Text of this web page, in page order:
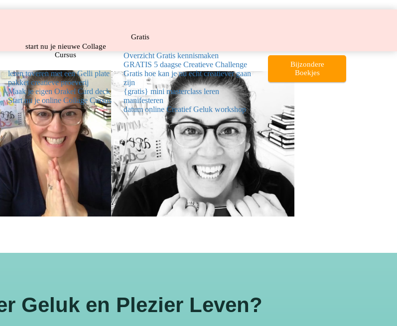
start nu je nieuwe Collage
Cursus
leren toveren met een Gelli plate
pakket creatieve proeverij
Maak je eigen Orakel Card deck
Start nu je online Collage Cursus
Gratis
Overzicht Gratis kennismaken
GRATIS 5 daagse Creatieve Challenge
Gratis hoe kan je nu echt creatiever gaan
zijn
{gratis} mini masterclass leren
manifesteren
datum online Creatief Geluk workshop
Bijzondere
Boekjes
Geluk en Plezier Leven?